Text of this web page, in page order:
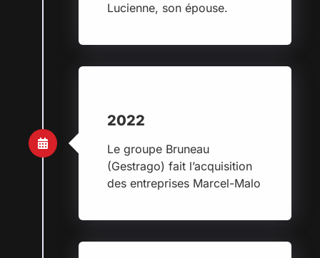
Lucienne, son épouse.
2022
Le groupe Bruneau
(Gestrago) fait l’acquisition
des entreprises Marcel-Malo